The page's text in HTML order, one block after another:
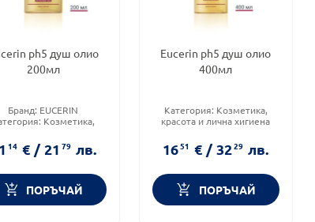
ph5 душ олио
200мл
Бранд: EUCERIN
Козметика,
Тип козметика:
Дермокозметика
14 € / 2179 лв.
ПОРЪЧАЙ
Eucerin ph5 душ олио
400мл
Категория: Козметика,
красота и лична хигиена
Форма на продукта:
олио
1651 € / 3229 лв.
ПОРЪЧАЙ